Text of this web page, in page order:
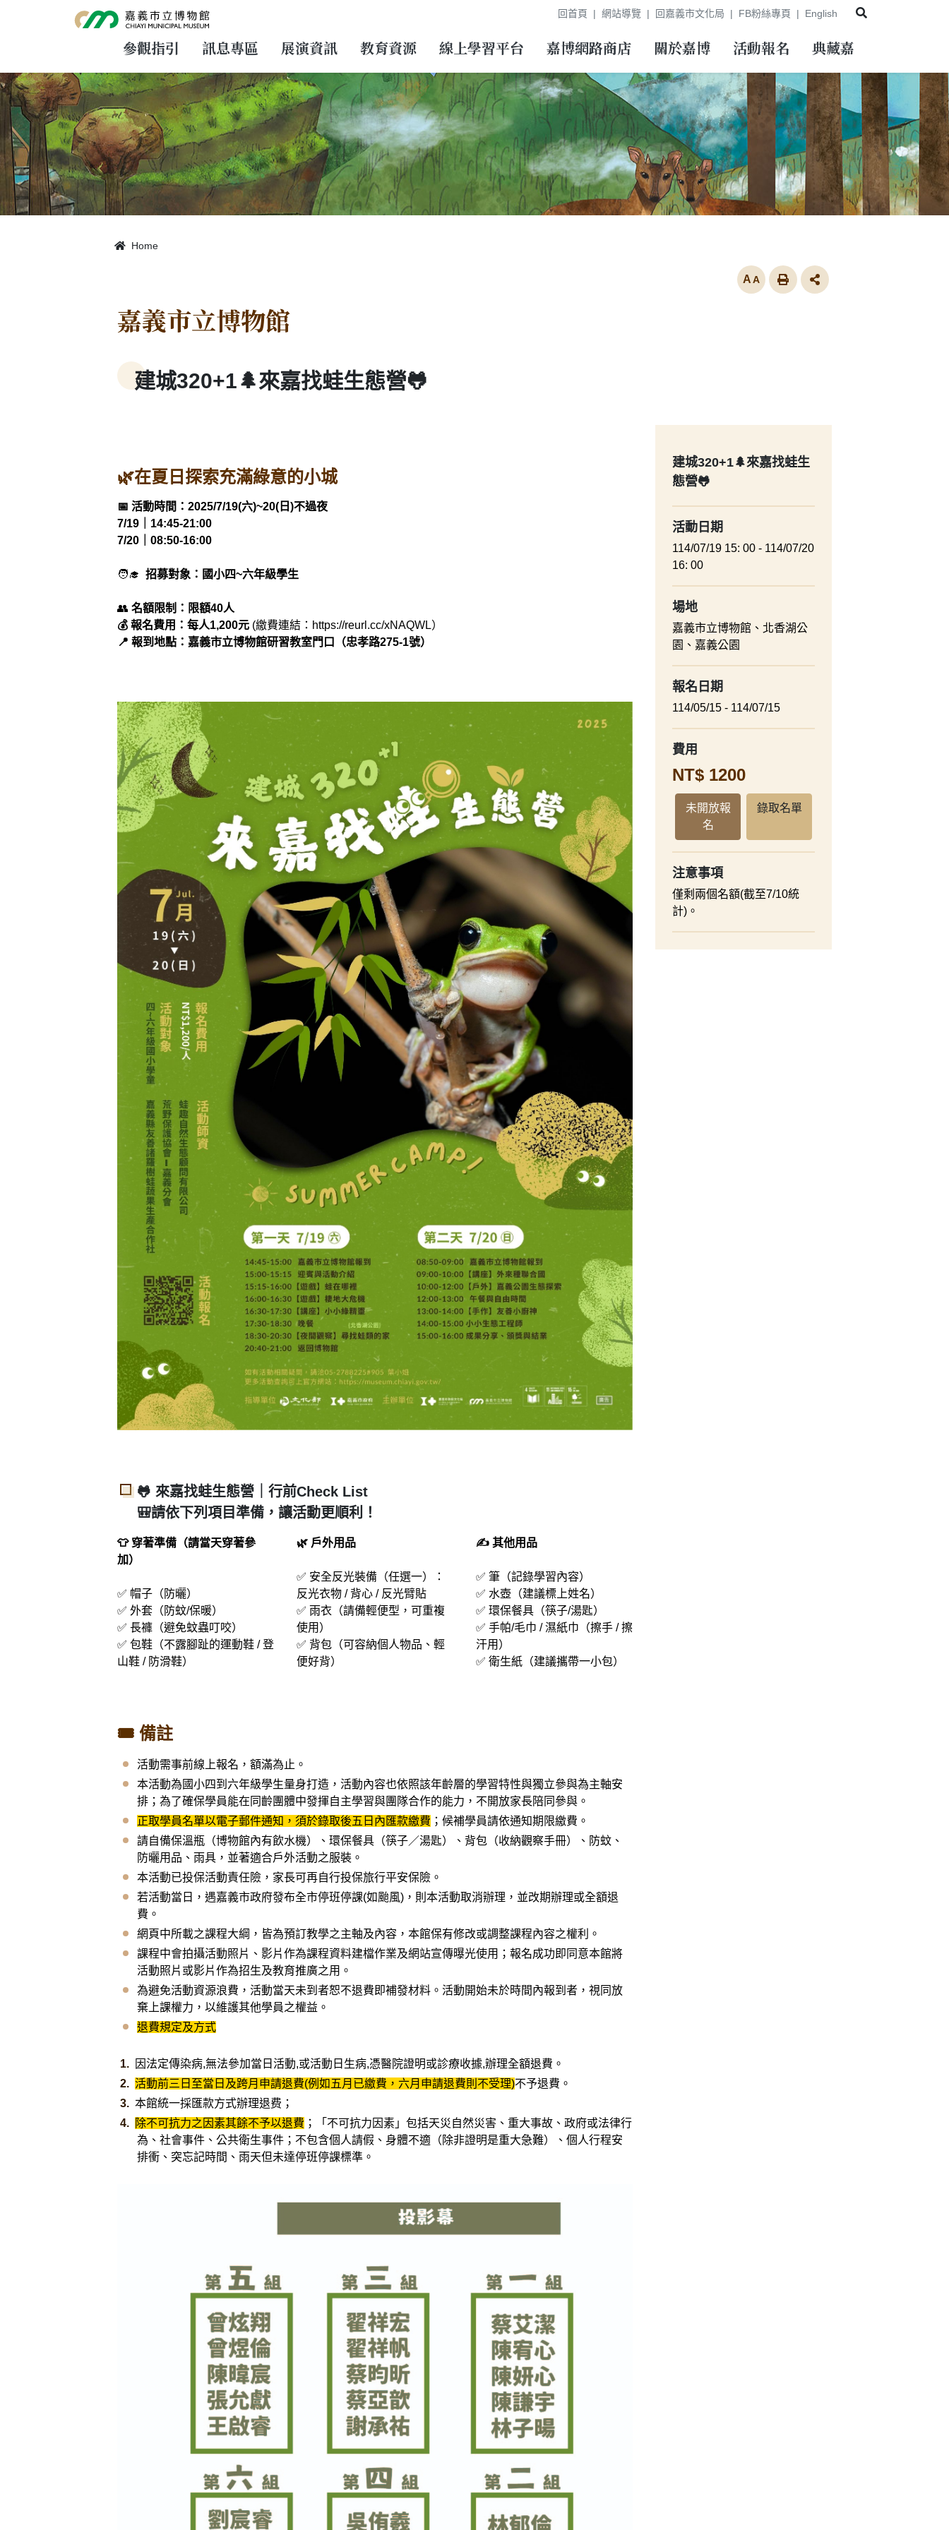
回首頁 網站導覽 回嘉義市文化局 FB粉絲專頁 English
參觀指引 訊息專區 展演資訊 教育資源 線上學習平台 嘉博網路商店 關於嘉博 活動報名 典藏嘉
Home
放大
嘉義市立博物館
建城320+1🌲來嘉找蛙生態營🐸
🌿在夏日探索充滿綠意的小城
📅 活動時間：2025/7/19(六)~20(日)不過夜
7/19｜14:45-21:00
7/20｜08:50-16:00
🧑‍🎓 招募對象：國小四~六年級學生
👥 名額限制：限額40人
💰 報名費用：每人1,200元 (繳費連結：https://reurl.cc/xNAQWL）
📍 報到地點：嘉義市立博物館研習教室門口（忠孝路275-1號）
🐸 來嘉找蛙生態營｜行前Check List
🎒請依下列項目準備，讓活動更順利！
👕 穿著準備（請當天穿著參
加）
✅ 帽子（防曬）
✅ 外套（防蚊/保暖）
✅ 長褲（避免蚊蟲叮咬）
✅ 包鞋（不露腳趾的運動鞋 / 登
山鞋 / 防滑鞋）
🌿 戶外用品
✅ 安全反光裝備（任選一）：
反光衣物 / 背心 / 反光臂貼
✅ 雨衣（請備輕便型，可重複
使用）
✅ 背包（可容納個人物品、輕
便好背）
✍ 其他用品
✅ 筆（記錄學習內容）
✅ 水壺（建議標上姓名）
✅ 環保餐具（筷子/湯匙）
✅ 手帕/毛巾 / 濕紙巾（擦手 / 擦
汗用）
✅ 衛生紙（建議攜帶一小包）
🎟 備註
活動需事前線上報名，額滿為止。
本活動為國小四到六年級學生量身打造，活動內容也依照該年齡層的學習特性與獨立參與為主軸安
排；為了確保學員能在同齡團體中發揮自主學習與團隊合作的能力， 不開放家長陪同參與。
正取學員名單以電子郵件通知，須於錄取後五日內匯款繳費 ；候補學員請依通知期限繳費。
請自備保溫瓶（博物館內有飲水機）、環保餐具（筷子／湯匙）、背包（收納觀察手冊）、防蚊、
防曬用品、雨具，並著適合戶外活動之服裝。
本活動已投保活動責任險，家長可再自行投保旅行平安保險。
若活動當日，遇嘉義市政府發布全市停班停課(如颱風)，則本活動取消辦理，並改期辦理或全額退
費。
網頁中所載之課程大綱，皆為預訂教學之主軸及內容，本館保有修改或調整課程內容之權利。
課程中會拍攝活動照片、影片作為課程資料建檔作業及網站宣傳曝光使用；報名成功即同意本館將
活動照片或影片作為招生及教育推廣之用。
為避免活動資源浪費，活動當天未到者恕不退費即補發材料。活動開始未於時間內報到者，視同放
棄上課權力，以維護其他學員之權益。
退費規定及方式
因法定傳染病,無法參加當日活動,或活動日生病,憑醫院證明或診療收據,辦理全額退費。
活動前三日至當日及跨月申請退費(例如五月已繳費，六月申請退費則不受理)不予退費。
本館統一採匯款方式辦理退费；
除不可抗力之因素其餘不予以退費 ；「不可抗力因素」包括天災自然災害、重大事故、政府或法律行
為、社會事件、公共衛生事件；不包含個人請假、身體不適（除非證明是重大急難）、個人行程安
排衝、突忘記時間、雨天但未達停班停課標準。
建城320+1🌲來嘉找蛙生
態營🐸
活動日期
114/07/19 15: 00 - 114/07/20
16: 00
場地
嘉義市立博物館、北香湖公
園、嘉義公園
報名日期
114/05/15 - 114/07/15
費用
NT$ 1200
未開放報
名
錄取名單
注意事項
僅剩兩個名額(截至7/10統
計)。